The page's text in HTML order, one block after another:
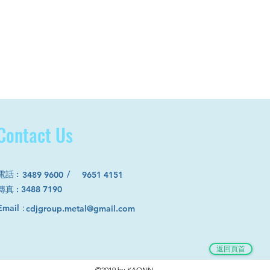
返回頁首
9651 4151
話 : /
：cdjgroup.metal@gmail.com
Us
3489 9600
真 : 3488 7190